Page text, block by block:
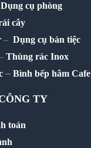
Dụng cụ phòng
cây
– Dụng cụ bàn tiệc
Thùng rác Inox
– Bình bếp hâm Cafe
TY
toán